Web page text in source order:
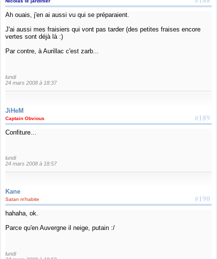
Ah ouais, j'en ai aussi vu qui se préparaient.
J'ai aussi mes fraisiers qui vont pas tarder (des petites fraises encore
vertes sont déjà là :)
Par contre, à Aurillac c'est zarb...
lundi
24 mars 2008 à 18:37
JiHeM
#189
Captain Obvious
Confiture...
lundi
24 mars 2008 à 18:57
Kane
#190
Satan m'habite
hahaha, ok.
Parce qu'en Auvergne il neige, putain :/
lundi